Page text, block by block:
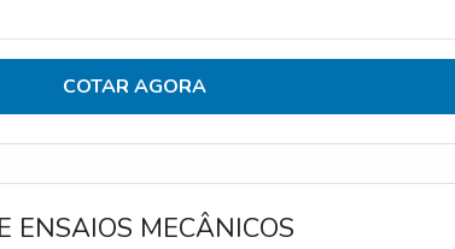
no mercado, afinal, ele tornou-se uma
COTAR AGORA
ENSAIOS MECÂNICOS